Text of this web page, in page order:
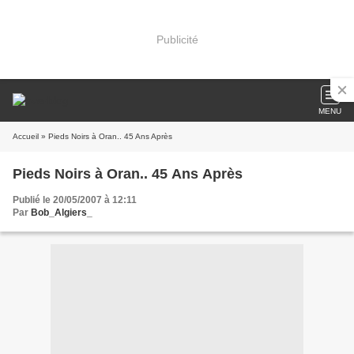
Publicité
MENU
Accueil » Pieds Noirs à Oran.. 45 Ans Après
Pieds Noirs à Oran.. 45 Ans Après
Publié le 20/05/2007 à 12:11
Par Bob_Algiers_